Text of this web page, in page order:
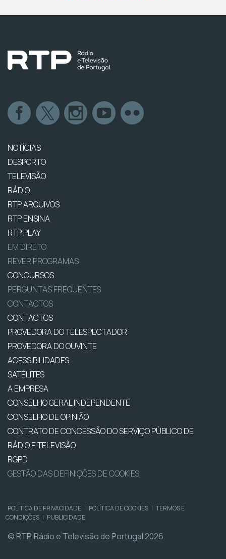
NOTÍCIAS
DESPORTO
TELEVISÃO
RÁDIO
RTP ARQUIVOS
RTP ENSINA
RTP PLAY
EM DIRETO
REVER PROGRAMAS
CONCURSOS
PERGUNTAS FREQUENTES
CONTACTOS
CONTACTOS
PROVEDORA DO TELESPECTADOR
PROVEDORA DO OUVINTE
ACESSIBILIDADES
SATÉLITES
A EMPRESA
CONSELHO GERAL INDEPENDENTE
CONSELHO DE OPINIÃO
CONTRATO DE CONCESSÃO DO SERVIÇO PÚBLICO DE
RÁDIO E TELEVISÃO
RGPD
GESTÃO DAS DEFINIÇÕES DE COOKIES
POLÍTICA DE PRIVACIDADE | POLÍTICA DE COOKIES | TERMOS E
CONDIÇÕES | PUBLICIDADE
© RTP, Rádio e Televisão de Portugal 2026